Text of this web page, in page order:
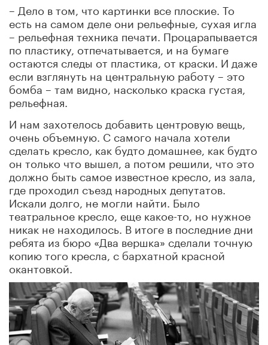
– Дело в том, что картинки все плоские. То
есть на самом деле они рельефные, сухая игла
– рельефная техника печати. Процарапывается
по пластику, отпечатывается, и на бумаге
остаются следы от пластика, от краски. И даже
если взглянуть на центральную работу – это
бомба – там видно, насколько краска густая,
рельефная.
И нам захотелось добавить центровую вещь,
очень объемную. С самого начала хотели
сделать кресло, как будто домашнее, как будто
он только что вышел, а потом решили, что это
должно быть самое известное кресло, из зала,
где проходил съезд народных депутатов.
Искали долго, не могли найти. Было
театральное кресло, еще какое-то, но нужное
никак не находилось. В итоге в последние дни
ребята из бюро «Два вершка» сделали точную
копию того кресла, с бархатной красной
окантовкой.